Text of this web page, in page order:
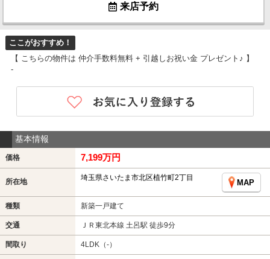
来店予約
ここがおすすめ！
【 こちらの物件は 仲介手数料無料 + 引越しお祝い金 プレゼント♪ 】
-
基本情報
価格 7,199万円
所在地 埼玉県さいたま市北区植竹町2丁目
MAP
種類 新築一戸建て
交通 ＪＲ東北本線 土呂駅 徒歩9分
間取り 4LDK（-）